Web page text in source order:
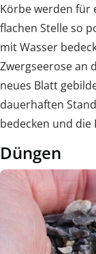
Körbe werden für
flachen Stelle so
mit Wasser
Zwergseerose an
neues Blatt
dauerhaften
bedecken und die
Düngen